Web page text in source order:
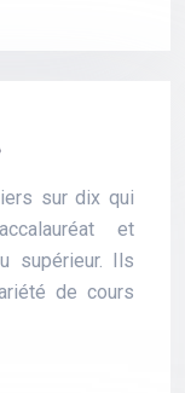
sur dix qui
et
supérieur. Ils
de cours